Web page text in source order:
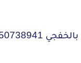
عروض وخصومات